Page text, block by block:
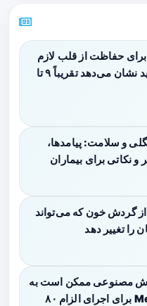
حفاظت از قلب لازم
است؟ بررسی جدید نشان می‌دهد تقریباً ۹ تا
و سلامت: پیامدها،
نکاتی برای بیماران
از گردش خون که می‌تواند
را تغییر دهد
مصنوعی ممکن است به
مشمولان Medicaid برای اجرای الزام ۸۰